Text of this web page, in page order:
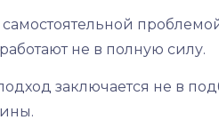
не в полную силу.
заключается не в